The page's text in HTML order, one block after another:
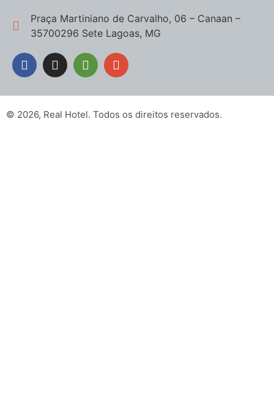
Praça Martiniano de Carvalho, 06 – Canaan –
35700296 Sete Lagoas, MG
© 2026, Real Hotel. Todos os direitos reservados.